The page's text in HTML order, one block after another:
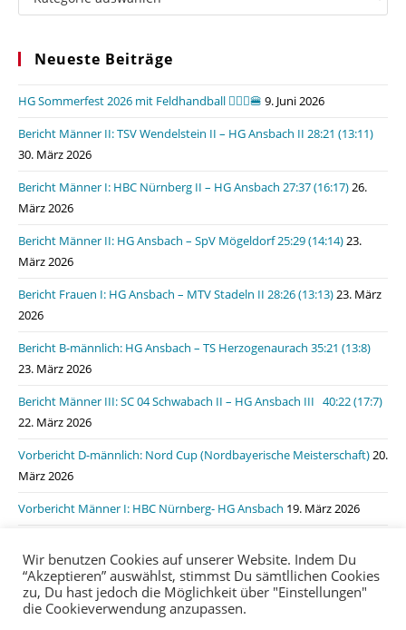
Neueste Beiträge
HG Sommerfest 2026 mit Feldhandball 🤾🏼‍♂️🍔 9. Juni 2026
Bericht Männer II: TSV Wendelstein II – HG Ansbach II 28:21 (13:11)
30. März 2026
Bericht Männer I: HBC Nürnberg II – HG Ansbach 27:37 (16:17)26.
März 2026
Bericht Männer II: HG Ansbach – SpV Mögeldorf 25:29 (14:14)23.
März 2026
Bericht Frauen I: HG Ansbach – MTV Stadeln II 28:26 (13:13)23. März
2026
Bericht B-männlich: HG Ansbach – TS Herzogenaurach 35:21 (13:8)
23. März 2026
Bericht Männer III: SC 04 Schwabach II – HG Ansbach III 40:22 (17:7)
22. März 2026
Vorbericht D-männlich: Nord Cup (Nordbayerische Meisterschaft)20.
März 2026
Vorbericht Männer I: HBC Nürnberg- HG Ansbach 19. März 2026
19. März 2026
Wir benutzen Cookies auf unserer Website. Indem Du
“Akzeptieren” auswählst, stimmst Du sämtllichen Cookies
zu, Du hast jedoch die Möglichkeit über "Einstellungen"
die Cookieverwendung anzupassen.